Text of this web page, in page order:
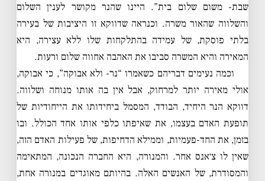
שבת- משום שלום בית”. היינו שהנר מקושר לענין השלום
והשלווה שהאור משרה. וכנראה שדווקא זו היציבות של בעירה
בלתי פוסקת, של עמידה בהתלקחות שלו ללא עצירה, היא
המאירה והיא המשרה סביבו את האהבה אחווה שלום ורעות.
וכמה נעימים דבריהם כשאמרו “נר- ולא אבוקה”, כי אבוקה,
אולי מאירה יותר למרחוק, אבל אין בה אותו מנוחה ושלווה.
דווקא הנר היחיד, הבודד, המסמל ביחידותו את הייחודיות של
תופעת האדם בעצמו, את שאיפתו כלפי אותו אחד הכולל. ובו
בזמן, את החד-פעמיות, וממילא הדחיפות, של פעילות האדם הזה,
שאין לו צ׳אנס אחר. והמנורה, היא החברה הנכונה, המתאימה
והמסודרת, של האנשים האלה. בהיותם מאוגדים במנורה אחת,